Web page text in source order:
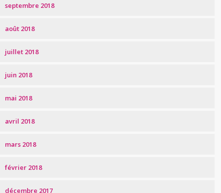
septembre 2018
août 2018
juillet 2018
juin 2018
mai 2018
avril 2018
mars 2018
février 2018
décembre 2017